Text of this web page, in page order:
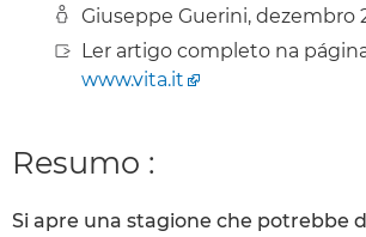
Giuseppe Guerini, dezembro
Ler artigo completo na
www.vita.it
Resumo :
Si apre una stagione che potrebbe